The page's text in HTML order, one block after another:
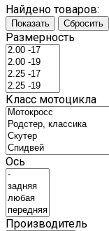
Найдено товаров:
Показать Сбросить
Размерность
Класс мотоцикла
Ось
Производитель